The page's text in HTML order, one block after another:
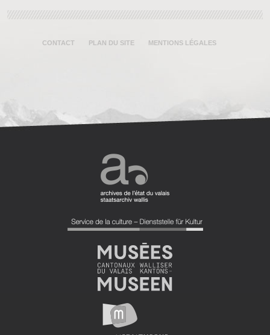
CONTACT PLAN DU SITE MENTIONS LÉGALES